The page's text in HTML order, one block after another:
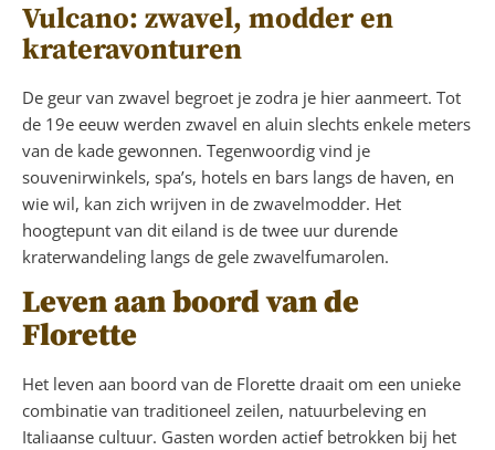
Vulcano: zwavel, modder en
krateravonturen
De geur van zwavel begroet je zodra je hier aanmeert. Tot
de 19e eeuw werden zwavel en aluin slechts enkele meters
van de kade gewonnen. Tegenwoordig vind je
souvenirwinkels, spa’s, hotels en bars langs de haven, en
wie wil, kan zich wrijven in de zwavelmodder. Het
hoogtepunt van dit eiland is de twee uur durende
kraterwandeling langs de gele zwavelfumarolen.
Leven aan boord van de
Florette
Het leven aan boord van de Florette draait om een unieke
combinatie van traditioneel zeilen, natuurbeleving en
Italiaanse cultuur. Gasten worden actief betrokken bij het